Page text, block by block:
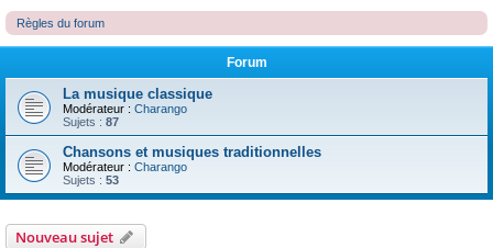
Règles du forum
Forum
La musique classique
Modérateur : Charango
Sujets : 87
Chansons et musiques traditionnelles
Modérateur : Charango
Sujets : 53
Nouveau sujet